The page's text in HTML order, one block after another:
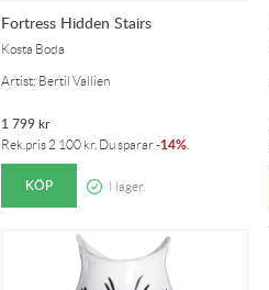
Fortress Hidden Stairs
Kosta Boda
Artist: Bertil Vallien
1 799kr
Rek.pris 2 100 kr. Du sparar-14%
KÖP I lager.